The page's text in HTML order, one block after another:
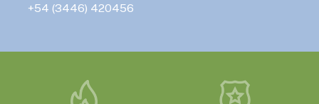
+54 (3446) 420456